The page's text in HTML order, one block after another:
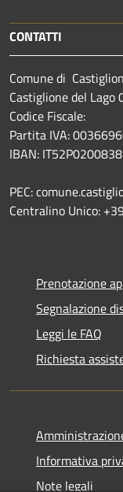
CONTATTI
Comune di
Castiglione del Lago
Codice Fiscale:
Partita IVA:
IBAN:
PEC:
Centralino Unico:
Prenotazione
Segnalazione
Leggi le FAQ
Richiesta
Informativa
Note legali